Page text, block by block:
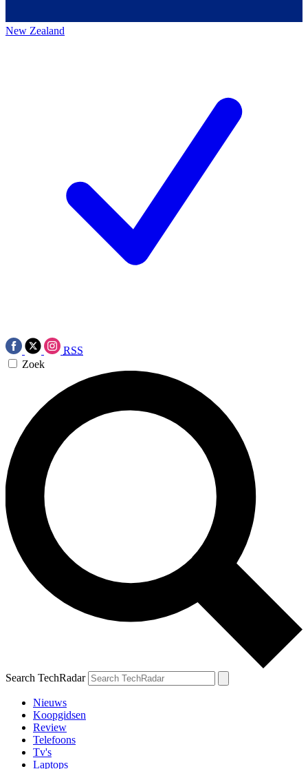
New Zealand
RSS
Zoek
Search TechRadar
Nieuws
Koopgidsen
Review
Telefoons
Tv's
Laptops